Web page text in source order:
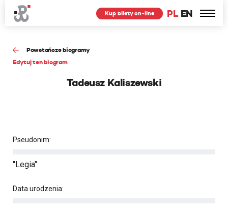
PL EN
Kup bilety on-line
Powstańcze biogramy
Edytuj ten biogram
Tadeusz Kaliszewski
Pseudonim:
"Legia"
Data urodzenia: